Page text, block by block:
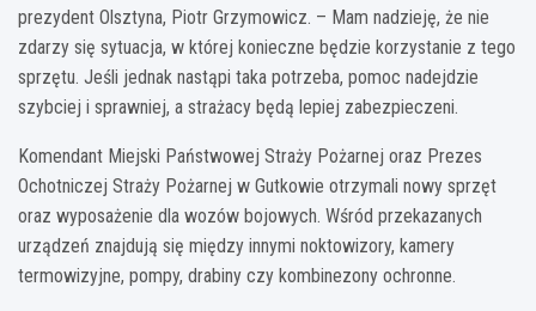
prezydent Olsztyna, Piotr Grzymowicz. – Mam nadzieję, że nie
zdarzy się sytuacja, w której konieczne będzie korzystanie z tego
sprzętu. Jeśli jednak nastąpi taka potrzeba, pomoc nadejdzie
szybciej i sprawniej, a strażacy będą lepiej zabezpieczeni.
Komendant Miejski Państwowej Straży Pożarnej oraz Prezes
Ochotniczej Straży Pożarnej w Gutkowie otrzymali nowy sprzęt
oraz wyposażenie dla wozów bojowych. Wśród przekazanych
urządzeń znajdują się między innymi noktowizory, kamery
termowizyjne, pompy, drabiny czy kombinezony ochronne.